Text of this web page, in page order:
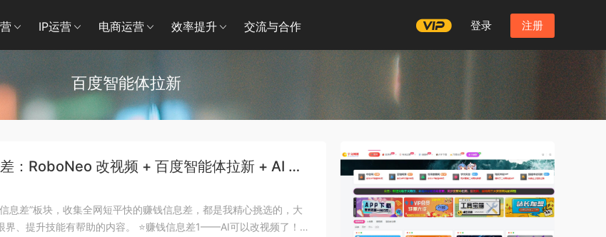
IP运营 电商运营 效率提升 交流与合作 登录 注册
百度智能体拉新
：RoboNeo 改视频 + 百度智能体拉新 + AI 视
息差”板块，收集全网短平快的赚钱信息差，都是我精心挑选的，大
界、提升技能有帮助的内容。 ⭐️赚钱信息差1——AI可以改视频了！